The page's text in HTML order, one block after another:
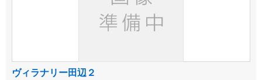
ヴィラナリー田辺２